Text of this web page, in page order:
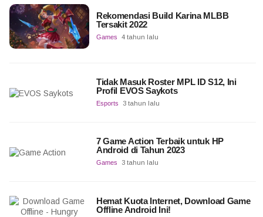
Rekomendasi Build Karina MLBB
Tersakit 2022
Games 4 tahun lalu
Tidak Masuk Roster MPL ID S12, Ini
Profil EVOS Saykots
Esports 3 tahun lalu
7 Game Action Terbaik untuk HP
Android di Tahun 2023
Games 3 tahun lalu
Hemat Kuota Internet, Download Game
Offline Android Ini!